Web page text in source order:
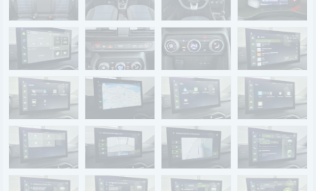
Ankauf
WERKSTATTTERMIN
Teile & Zubehör
Renault Service
Dacia Service
UNTERNEHMEN